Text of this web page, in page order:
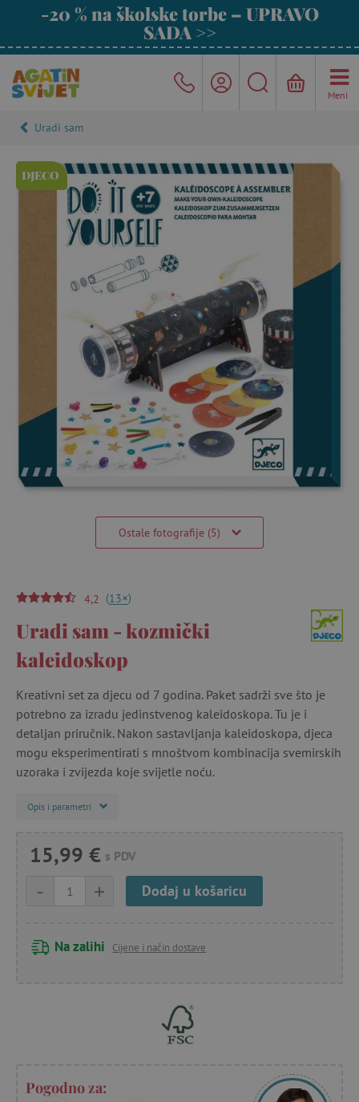
-20 % na školske torbe – UPRAVO
SADA >>
Meni
Uradi sam
DJECO
Ostale fotografije (5)
4,2 (13+)
Uradi sam - kozmički
kaleidoskop
Kreativni set za djecu od 7 godina. Paket sadrži sve što je
potrebno za izradu jedinstvenog kaleidoskopa. Tu je i
detaljan priručnik. Nakon sastavljanja kaleidoskopa, djeca
mogu eksperimentirati s mnoštvom kombinacija svemirskih
uzoraka i zvijezda koje svijetle noću.
Opis i parametri
15,99 € s PDV
+
- Dodaj u košaricu
Na zalihi Cijene i način dostave
Pogodno za: